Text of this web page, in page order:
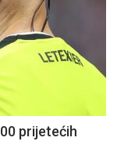
prijetećih